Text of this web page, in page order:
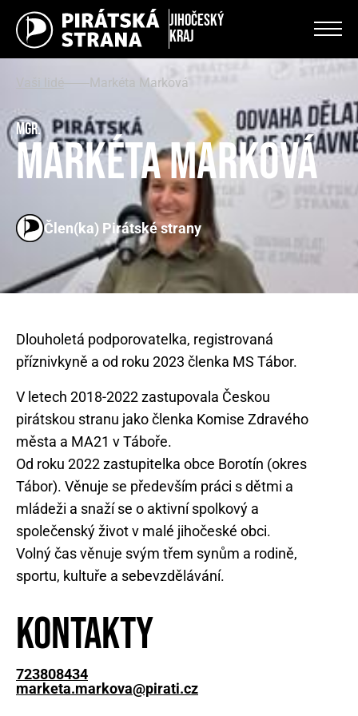
Jihočeský
kraj
Vaši lidé Markéta Marková
Mgr.
Markéta Marková
Člen(ka) Pirátské strany
Dlouholetá podporovatelka, registrovaná
V letech 2018-2022 zastupovala Českou
pirátskou stranu jako členka Komise Zdravého
města a MA21 v Táboře.
Od roku 2022 zastupitelka obce Borotín (okres
Tábor). Věnuje se především práci s dětmi a
mládeži a snaží se o aktivní spolkový a
společenský život v malé jihočeské obci.
Volný čas věnuje svým třem synům a rodině,
sportu, kultuře a sebevzdělávání.
Kontakty
723808434
marketa.markova@pirati.cz